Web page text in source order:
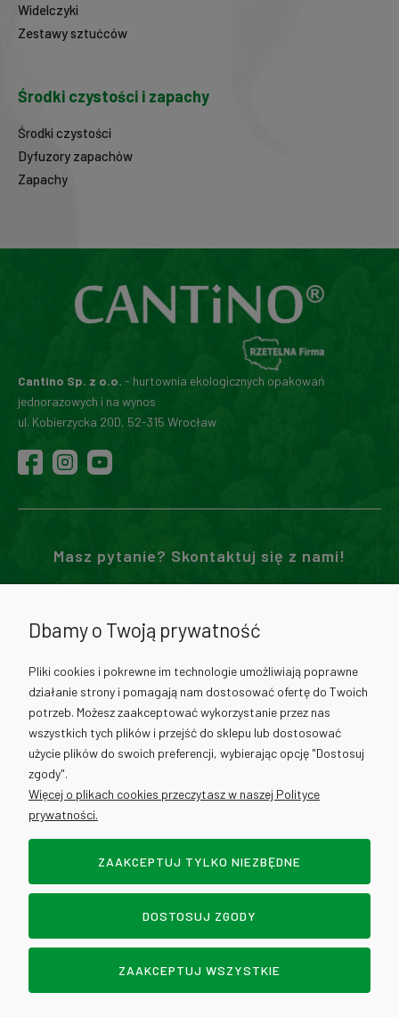
Widelczyki
Zestawy sztućców
Środki czystości i zapachy
Środki czystości
Dyfuzory zapachów
Zapachy
Cantino Sp. z o.o. - hurtownia ekologicznych opakowań
jednorazowych i na wynos
ul. Kobierzycka 20D, 52-315 Wrocław
Masz pytanie? Skontaktuj się z nami!
730 012 317
info@cantino.pl
DOWOZY - WROCŁAW
Dbamy o Twoją prywatność
Pliki cookies i pokrewne im technologie umożliwiają poprawne
działanie strony i pomagają nam dostosować ofertę do Twoich
potrzeb. Możesz zaakceptować wykorzystanie przez nas
wszystkich tych plików i przejść do sklepu lub dostosować
użycie plików do swoich preferencji, wybierając opcję "Dostosuj
zgody".
Więcej o plikach cookies przeczytasz w naszej Polityce
prywatności.
ZAAKCEPTUJ TYLKO NIEZBĘDNE
DOSTOSUJ ZGODY
ZAAKCEPTUJ WSZYSTKIE